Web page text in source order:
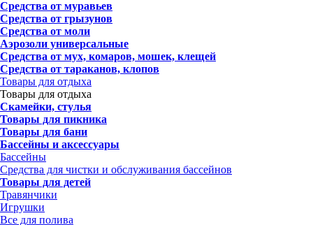
Средства от муравьев
Средства от грызунов
Средства от моли
Аэрозоли универсальные
Средства от мух, комаров, мошек, клещей
Средства от тараканов, клопов
Товары для отдыха
Товары для отдыха
Скамейки, стулья
Товары для пикника
Товары для бани
Бассейны и аксессуары
Бассейны
Средства для чистки и обслуживания бассейнов
Товары для детей
Травянчики
Игрушки
Все для полива